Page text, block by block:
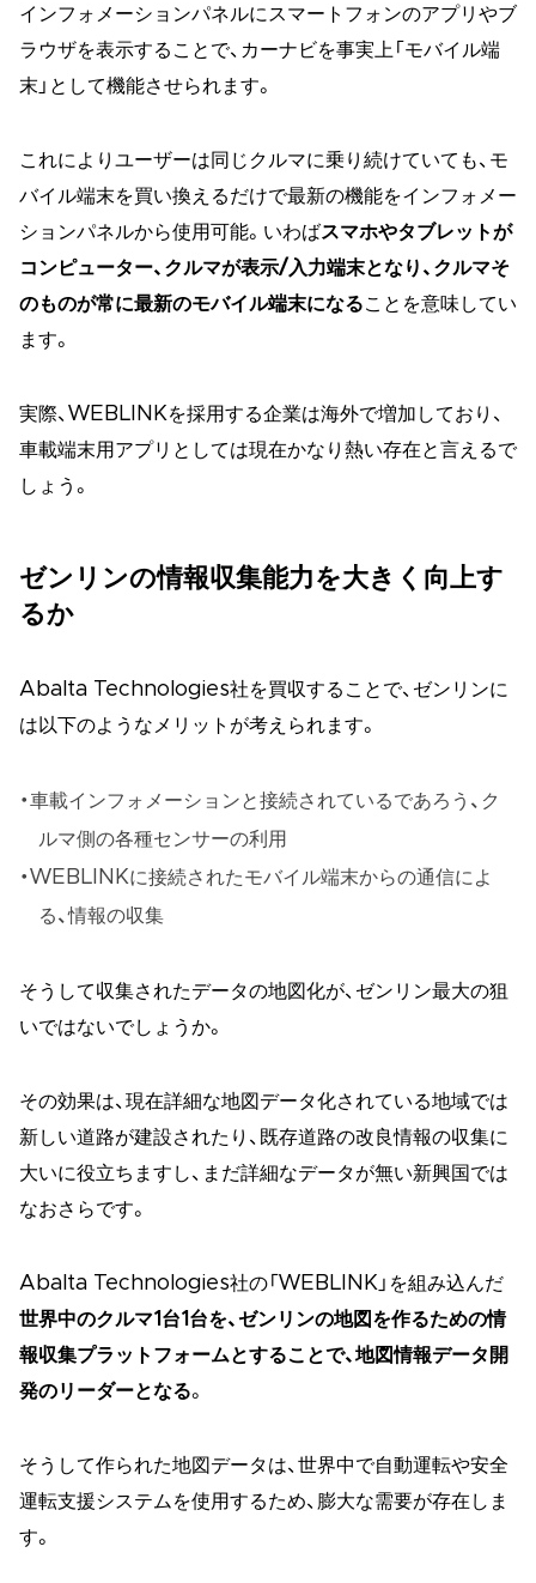
インフォメーションパネルにスマートフォンのアプリやブ
ラウザを表示することで、カーナビを事実上「モバイル端
末」として機能させられます。
これによりユーザーは同じクルマに乗り続けていても、モ
バイル端末を買い換えるだけで最新の機能をインフォメー
ションパネルから使用可能。いわばスマホやタブレットが
コンピューター、クルマが表示/入力端末となり、クルマそ
のものが常に最新のモバイル端末になることを意味してい
ます。
実際、WEBLINKを採用する企業は海外で増加しており、
車載端末用アプリとしては現在かなり熱い存在と言えるで
しょう。
ゼンリンの情報収集能力を大きく向上す
るか
Abalta Technologies社を買収することで、ゼンリンに
は以下のようなメリットが考えられます。
車載インフォメーションと接続されているであろう、ク
ルマ側の各種センサーの利用
WEBLINKに接続されたモバイル端末からの通信によ
る、情報の収集
そうして収集されたデータの地図化が、ゼンリン最大の狙
いではないでしょうか。
その効果は、現在詳細な地図データ化されている地域では
新しい道路が建設されたり、既存道路の改良情報の収集に
大いに役立ちますし、まだ詳細なデータが無い新興国では
なおさらです。
Abalta Technologies社の「WEBLINK」を組み込んだ
世界中のクルマ1台1台を、ゼンリンの地図を作るための情
報収集プラットフォームとすることで、地図情報データ開
発のリーダーとなる。
そうして作られた地図データは、世界中で自動運転や安全
運転支援システムを使用するため、膨大な需要が存在しま
す。